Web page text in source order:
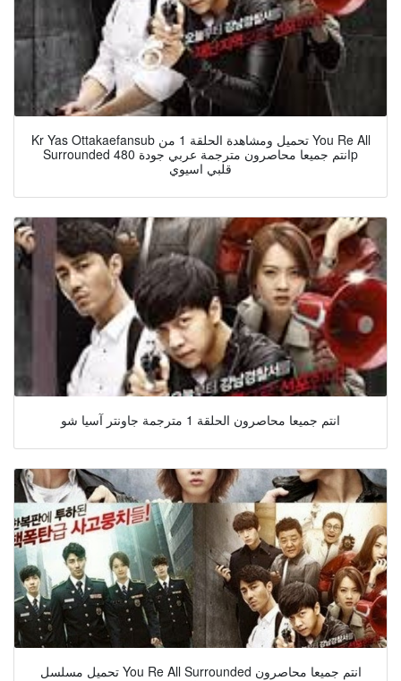
Kr Yas Ottakaefansub تحميل ومشاهدة الحلقة 1 من You Re All
Surrounded انتم جميعا محاصرون مترجمة عربي جودة 480p
قلبي اسيوي
انتم جميعا محاصرون الحلقة 1 مترجمة جاونتر آسيا شو
تحميل مسلسل You Re All Surrounded انتم جميعا محاصرون